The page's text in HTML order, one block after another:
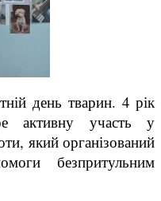
день тварин. 4 рік
активну участь у
який організований
безпритульним